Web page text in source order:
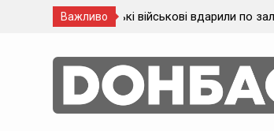
Важливо
станції
Майже 500 евакуйованих